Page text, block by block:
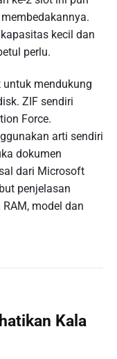
kecil dan
perlu.
mendukung
ZIF sendiri
Force.
arti sendiri
dokumen
dari Microsoft
penjelasan
model dan
Kala